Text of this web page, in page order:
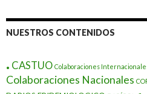
NUESTROS CONTENIDOS
. CASTUO Colaboraciones
Colaboraciones Nacionales